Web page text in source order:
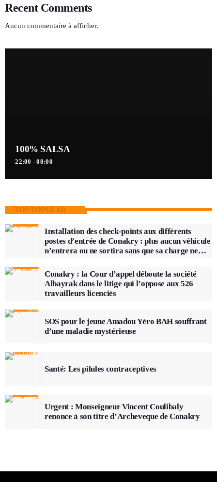
Recent Comments
Aucun commentaire à afficher.
100% SALSA
22:00 - 00:00
TOP POPULAR
Installation des check-points aux différents
postes d’entrée de Conakry : plus aucun véhicule
n’entrera ou ne sortira sans que sa charge ne
Conakry : la Cour d’appel déboute la société
Albayrak dans le litige qui l’oppose aux 526
travailleurs licenciés
SOS pour le jeune Amadou Yéro BAH souffrant
d’une maladie mystérieuse
Santé: Les pilules contraceptives
Urgent : Monseigneur Vincent Coulibaly
renonce à son titre d’Archeveque de Conakry